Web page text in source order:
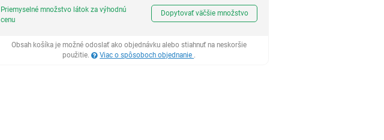
Ks
Priemyselné množstvo látok za výhodnú
cenu
Dopytovať väčšie množstvo
Obsah košíka je možné odoslať ako objednávku alebo stiahnuť na neskoršie
použitie.
Viac o spôsoboch objednanie .